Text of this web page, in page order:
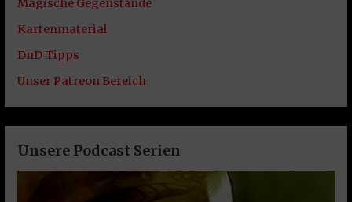
Kartenmaterial
DnD Tipps
Unser Patreon Bereich
Unsere Podcast Serien